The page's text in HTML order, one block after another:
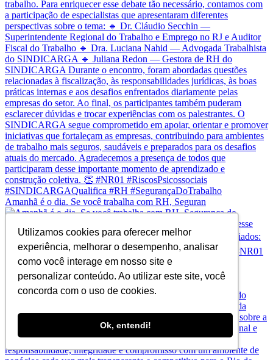
Utilizamos cookies para oferecer melhor
experiência, melhorar o desempenho, analisar
como você interage em nosso site e
personalizar conteúdo. Ao utilizar este site, você
concorda com o uso de cookies.
Ok, entendi!
Amanhã é o dia. Se você trabalha com RH, Seguran
A Operação Mare Liberum não comprometeu a operação